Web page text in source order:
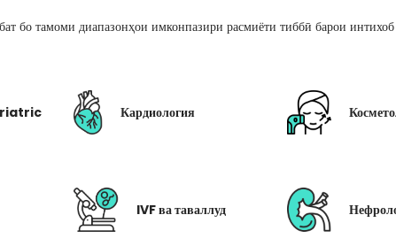
бо тамоми диапазонҳои имконпазири расмиёти тиббӣ барои
Кардиология
IVF ва таваллуд